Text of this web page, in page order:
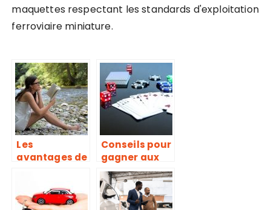
maquettes respectant les standards d'exploitation
ferroviaire miniature.
Les
avantages de
vie
Conseils pour
gagner aux
jeux de
casino